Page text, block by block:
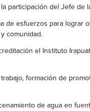
participación del Jefe de
esfuerzos para lograr
comunidad.
el Instituto
formación de
de agua en